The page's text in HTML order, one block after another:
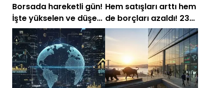
Borsada hareketli gün!
İşte yükselen ve düşen
hisseler
Hem satışları arttı hem
de borçları azaldı! 23
hissede çifte başarı